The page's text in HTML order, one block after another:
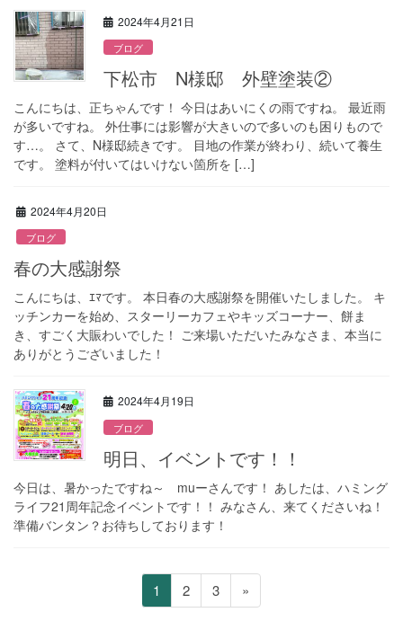
2024年4月21日
ブログ
下松市 N様邸 外壁塗装②
こんにちは、正ちゃんです！ 今日はあいにくの雨ですね。 最近雨
が多いですね。 外仕事には影響が大きいので多いのも困りもので
す…。 さて、N様邸続きです。 目地の作業が終わり、続いて養生
です。 塗料が付いてはいけない箇所を […]
2024年4月20日
ブログ
春の大感謝祭
こんにちは、ｴﾏです。 本日春の大感謝祭を開催いたしました。 キ
ッチンカーを始め、スターリーカフェやキッズコーナー、餅ま
き、すごく大賑わいでした！ ご来場いただいたみなさま、本当に
ありがとうございました！
2024年4月19日
ブログ
明日、イベントです！！
今日は、暑かったですね～ muーさんです！ あしたは、ハミング
ライフ21周年記念イベントです！！ みなさん、来てくださいね！
準備バンタン？お待ちしております！
ペ
ー
1
ペ
ー
2
ペ
ー
3 »